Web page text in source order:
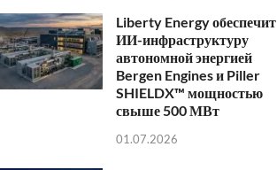
Liberty Energy обеспечит
ИИ-инфраструктуру
автономной энергией
Bergen Engines и Piller
SHIELDX™ мощностью
свыше 500 МВт
01.07.2026